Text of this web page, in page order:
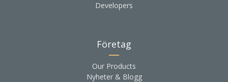
Developers
Företag
Our Products
Nyheter & Blogg